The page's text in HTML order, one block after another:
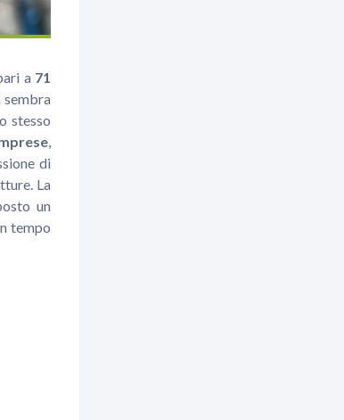
a 71
sembra
stesso
,
di
La
un
tempo